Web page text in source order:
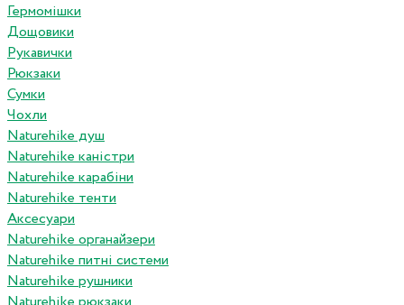
Гермомішки
Дощовики
Рукавички
Рюкзаки
Сумки
Чохли
Naturehike душ
Naturehike каністри
Naturehike карабіни
Naturehike тенти
Аксесуари
Naturehike органайзери
Naturehike питні системи
Naturehike рушники